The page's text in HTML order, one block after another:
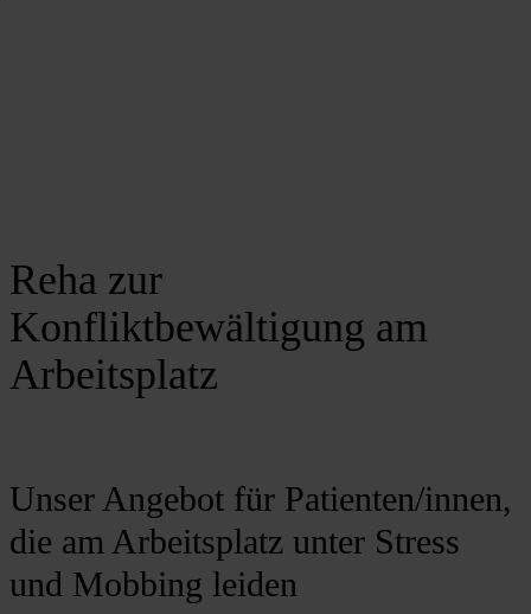
Reha zur
Konfliktbewältigung am
Arbeitsplatz
Unser Angebot für Patienten/innen,
die am Arbeitsplatz unter Stress
und Mobbing leiden